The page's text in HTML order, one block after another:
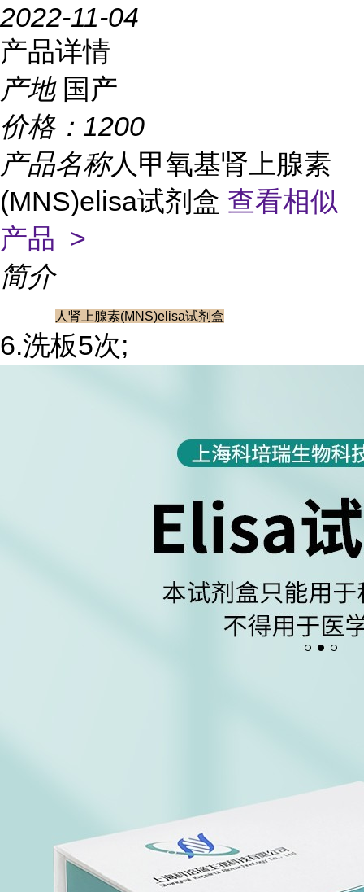
2022-11-04
产品详情
产地 国产
价格： 1200
产品名称人甲氧基肾上腺素
(MNS)elisa试剂盒 查看相似
产品 >
简介
人肾上腺素(MNS)elisa试剂盒
6.洗板5次;